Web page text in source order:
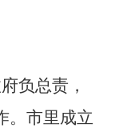
负总责，
。市里成立